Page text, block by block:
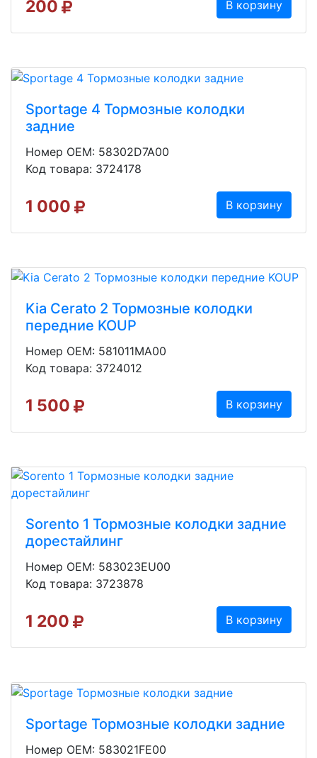
200 В корзину
Sportage 4 Тормозные колодки
задние
Номер OEM: 58302D7A00
Код товара: 3724178
1 000 В корзину
Kia Cerato 2 Тормозные колодки
передние KOUP
Номер OEM: 581011MA00
Код товара: 3724012
1 500 В корзину
Sorento 1 Тормозные колодки задние
дорестайлинг
Номер OEM: 583023EU00
Код товара: 3723878
1 200 В корзину
Sportage Тормозные колодки задние
Номер OEM: 583021FE00